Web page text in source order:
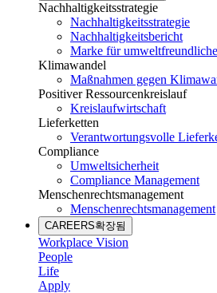
Nachhaltigkeitsstrategie
Nachhaltigkeitsstrategie
Nachhaltigkeitsbericht
Marke für
Klimawandel
Maßnahmen gegen
Positiver Ressourcenkreislauf
Kreislaufwirtschaft
Lieferketten
Verantwortungsvolle
Compliance
Umweltsicherheit
Compliance Management
Menschenrechtsmanagement
Menschenrechtsmanagement
CAREERS확장됨
Workplace Vision
People
Life
Apply